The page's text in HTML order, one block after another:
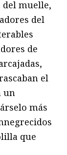
del muelle,
del
de
el
un
más
que